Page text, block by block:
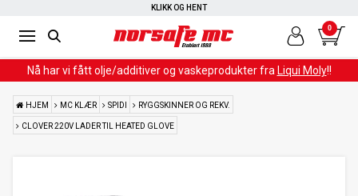
KLIKK OG HENT
0
Nå har vi fått olje/additiver og vaskeprodukter fra Liqui Moly!!
HJEM MC KLÆR SPIDI RYGGSKINNER OG REKV.
CLOVER 220V LADER TIL HEATED GLOVE